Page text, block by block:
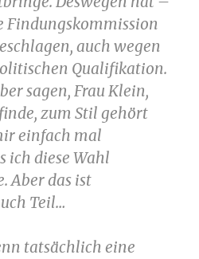
Findungskommission
auch wegen
Qualifikation.
sagen, Frau Klein,
zum Stil gehört
einfach mal
ich diese Wahl
Aber das ist
Teil…
tatsächlich eine